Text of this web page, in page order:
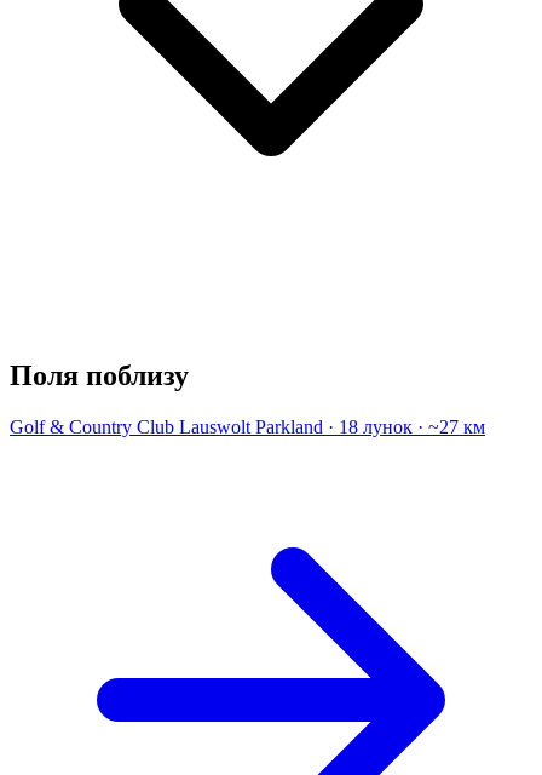
Поля поблизу
Golf & Country Club Lauswolt Parkland · 18 лунок · ~27 км